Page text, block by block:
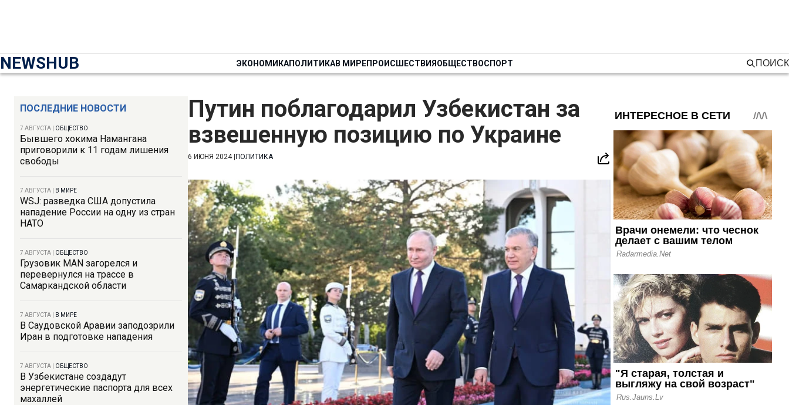
NEWSHUB ЭКОНОМИКАПОЛИТИКАВ МИРЕПРОИСШЕСТВИЯОБЩЕСТВОСПОРТ ПОИСК
ПОСЛЕДНИЕ НОВОСТИ
7 АВГУСТА ОБЩЕСТВО
Бывшего хокима Намангана
приговорили к 11 годам лишения
свободы
7 АВГУСТА В МИРЕ
WSJ: разведка США допустила
нападение России на одну из стран
НАТО
7 АВГУСТА ОБЩЕСТВО
Грузовик MAN загорелся и
перевернулся на трассе в
Самаркандской области
7 АВГУСТА В МИРЕ
В Саудовской Аравии заподозрили
Иран в подготовке нападения
7 АВГУСТА ОБЩЕСТВО
В Узбекистане создадут
энергетические паспорта для всех
махаллей
Путин поблагодарил Узбекистан за
взвешенную позицию по Украине
6 ИЮНЯ 2024| ПОЛИТИКА